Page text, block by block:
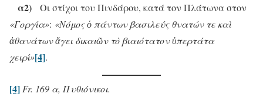
α2) Οι στίχοι του Πινδάρου, κατά τον Πλάτωνα στον
«Γοργία»: «Νόμος ὁ πάντων βασιλεύς θνατών τε καὶ
ἀθανάτων ἄγει δικαιῶν τὸ βιαιότατον ὑπερτάτα
χειρί»[4].
[4] Fr. 169 α, Πυθιόνικοι.